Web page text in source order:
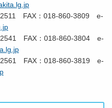
FAX：018-860-3809 e-
FAX：018-860-3804 e-
FAX：018-860-3819 e-